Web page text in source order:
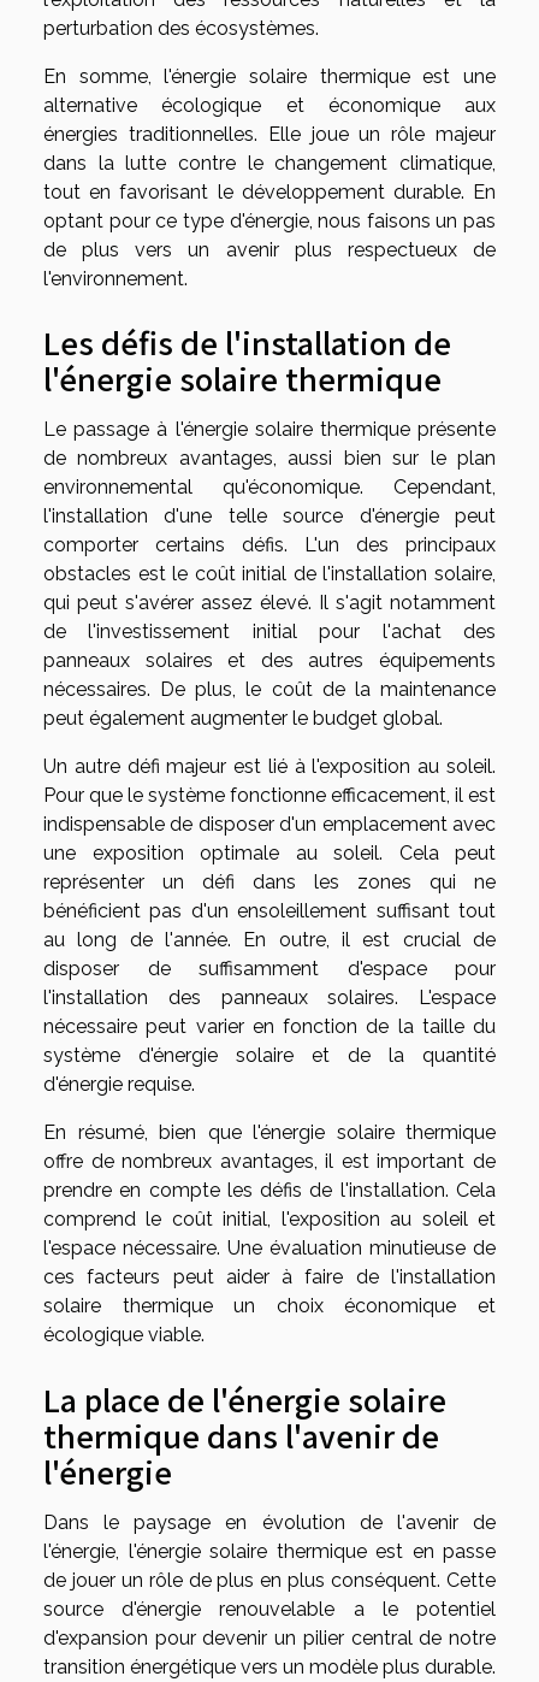
perturbation des écosystèmes.
En somme, l'énergie solaire thermique est une
alternative écologique et économique aux
énergies traditionnelles. Elle joue un rôle majeur
dans la lutte contre le changement climatique,
tout en favorisant le développement durable. En
optant pour ce type d'énergie, nous faisons un pas
de plus vers un avenir plus respectueux de
l'environnement.
Les défis de l'installation de
l'énergie solaire thermique
Le passage à l'énergie solaire thermique présente
de nombreux avantages, aussi bien sur le plan
environnemental qu'économique. Cependant,
l'installation d'une telle source d'énergie peut
comporter certains défis. L'un des principaux
obstacles est le coût initial de l'installation solaire,
qui peut s'avérer assez élevé. Il s'agit notamment
de l'investissement initial pour l'achat des
panneaux solaires et des autres équipements
nécessaires. De plus, le coût de la maintenance
peut également augmenter le budget global.
Un autre défi majeur est lié à l'exposition au soleil.
Pour que le système fonctionne efficacement, il est
indispensable de disposer d'un emplacement avec
une exposition optimale au soleil. Cela peut
représenter un défi dans les zones qui ne
bénéficient pas d'un ensoleillement suffisant tout
au long de l'année. En outre, il est crucial de
disposer de suffisamment d'espace pour
l'installation des panneaux solaires. L'espace
nécessaire peut varier en fonction de la taille du
système d'énergie solaire et de la quantité
d'énergie requise.
En résumé, bien que l'énergie solaire thermique
offre de nombreux avantages, il est important de
prendre en compte les défis de l'installation. Cela
comprend le coût initial, l'exposition au soleil et
l'espace nécessaire. Une évaluation minutieuse de
ces facteurs peut aider à faire de l'installation
solaire thermique un choix économique et
écologique viable.
La place de l'énergie solaire
thermique dans l'avenir de
l'énergie
Dans le paysage en évolution de l'avenir de
l'énergie, l'énergie solaire thermique est en passe
de jouer un rôle de plus en plus conséquent. Cette
source d'énergie renouvelable a le potentiel
d'expansion pour devenir un pilier central de notre
transition énergétique vers un modèle plus durable.